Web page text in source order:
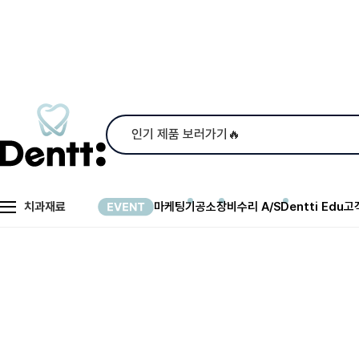
치과재료 마케팅기공소장비수리 A/SDentti Edu고